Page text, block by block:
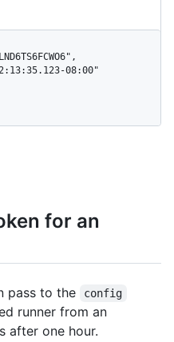
for an
pass to the config
runner from an
after one hour.